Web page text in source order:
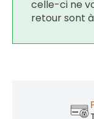
celle-ci ne
retour sont